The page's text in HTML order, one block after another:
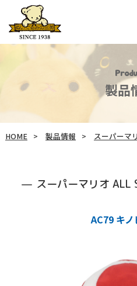
製品
HOME 製品情報 スーパーマ
スーパーマリオ ALL
AC79 キ